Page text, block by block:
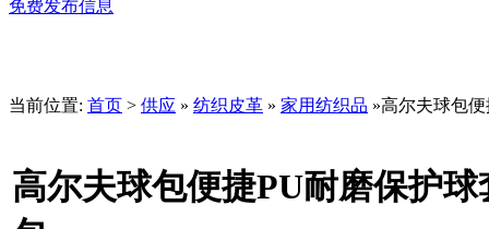
免费发布信息
当前位置: 首页 > 供应 » 纺织皮革 » 家用纺织品 »高尔夫球包
高尔夫球包便捷PU耐磨保护